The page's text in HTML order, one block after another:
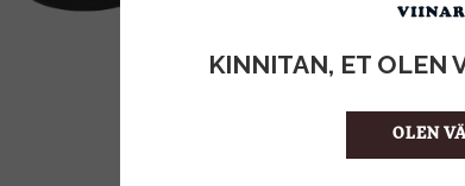
KINNITAN, ET OLEN
OLEN